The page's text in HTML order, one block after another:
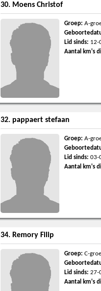
30. Moens Christof
Groep: A-
Lid sinds: 12-
Aantal km's
32. pappaert stefaan
Groep: A-
Lid sinds: 03-
Aantal km's
34. Remory Filip
Groep: C-
Lid sinds: 27-
Aantal km's